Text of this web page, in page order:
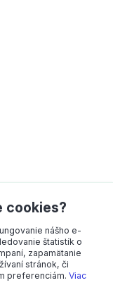
cookies?
nášho e-
štatistík o
zapamätanie
stránok, či
preferenciám. Viac